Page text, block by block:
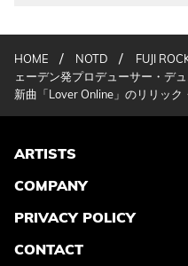
HOME / NOTD /
FUJI
ェーデン発プロデューサー・デ
新曲「Lover Online」のリリック
ARTISTS
COMPANY
PRIVACY POLICY
CONTACT